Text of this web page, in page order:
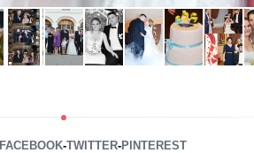
FACEBOOK-TWITTER-PINTEREST